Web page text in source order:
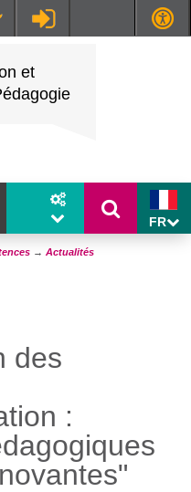
et
FR
→ Actualités
des
: